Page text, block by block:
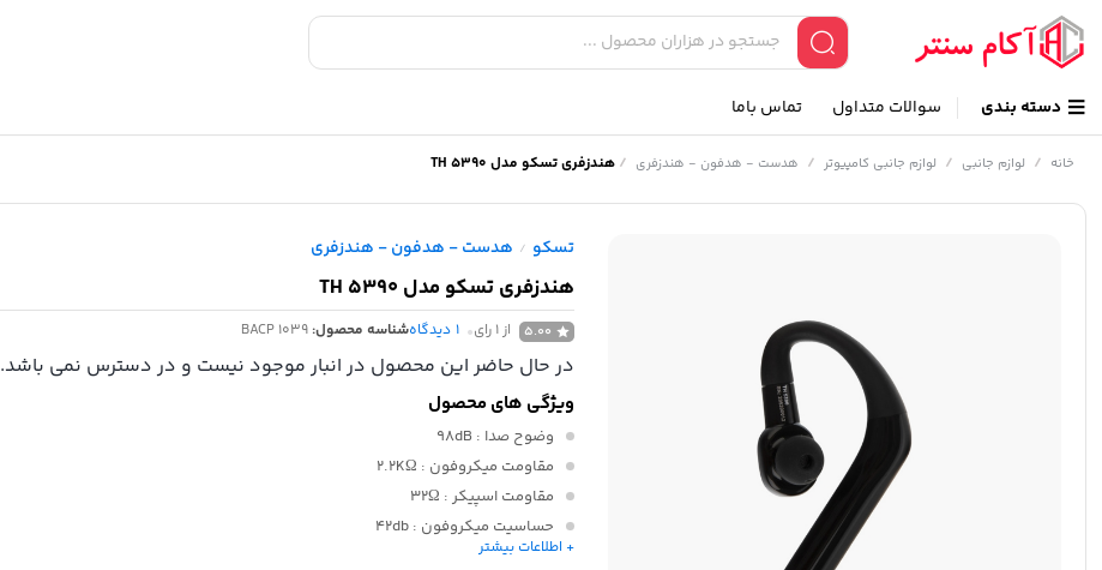
دسته بندی سوالات متداول تماس باما
خانه / لوازم جانبی / لوازم جانبی کامپیوتر / هدست - هدفون - هندزفری /هندزفری تسکو مدل TH 5390
تسکو / هدست - هدفون - هندزفری
هندزفری تسکو مدل TH 5390
5.00 از 1 رای 1 دیدگاهشناسه محصول: BACP 1039
در حال حاضر این محصول در انبار موجود نیست و در دسترس نمی باشد.
ویژگی های محصول
وضوح صدا : 98dB
مقاومت میکروفون : 2.2KΩ
مقاومت اسپیکر : 32Ω
حساسیت میکروفون : 42db
حساسیت اسپیکر
+ اطلاعات بیشتر